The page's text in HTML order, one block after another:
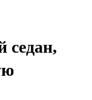
седан,